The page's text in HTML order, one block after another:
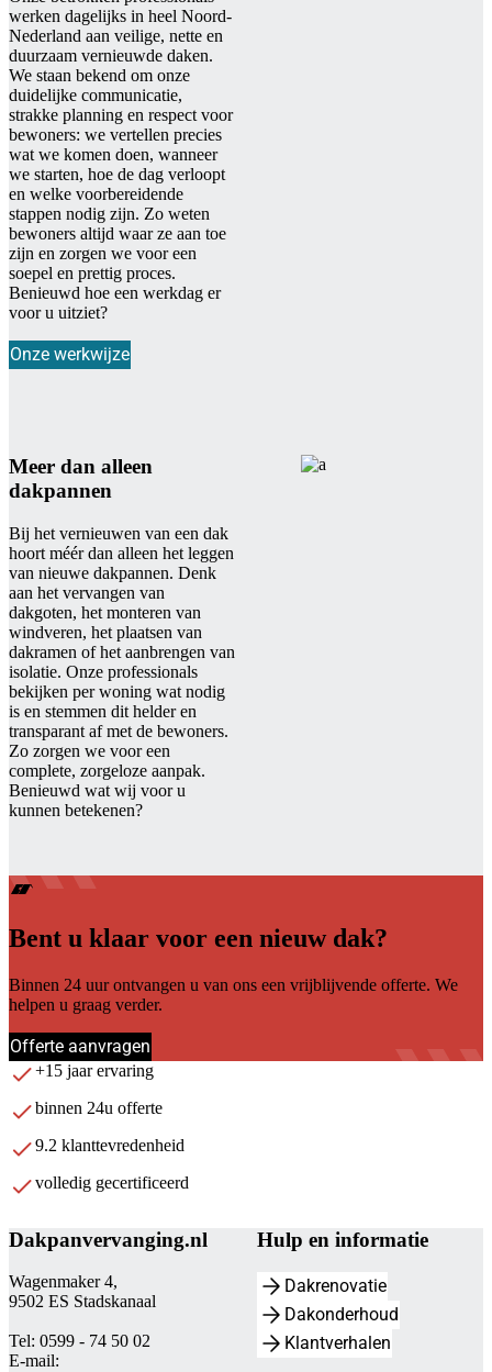
werken dagelijks in heel Noord-
Nederland aan veilige, nette en
duurzaam vernieuwde daken.
We staan bekend om onze
duidelijke communicatie,
strakke planning en respect voor
bewoners: we vertellen precies
wat we komen doen, wanneer
we starten, hoe de dag verloopt
en welke voorbereidende
stappen nodig zijn. Zo weten
bewoners altijd waar ze aan toe
zijn en zorgen we voor een
soepel en prettig proces.
Benieuwd hoe een werkdag er
voor u uitziet?
Onze werkwijze
Meer dan alleen
dakpannen
Bij het vernieuwen van een dak
hoort méér dan alleen het leggen
van nieuwe dakpannen. Denk
aan het vervangen van
dakgoten, het monteren van
windveren, het plaatsen van
dakramen of het aanbrengen van
isolatie. Onze professionals
bekijken per woning wat nodig
is en stemmen dit helder en
transparant af met de bewoners.
Zo zorgen we voor een
complete, zorgeloze aanpak.
Benieuwd wat wij voor u
kunnen betekenen?
Bent u klaar voor een nieuw dak?
Binnen 24 uur ontvangen u van ons een vrijblijvende offerte. We
helpen u graag verder.
Offerte aanvragen
+15 jaar ervaring
binnen 24u offerte
9.2 klanttevredenheid
volledig gecertificeerd
Dakpanvervanging.nl
Wagenmaker 4,
9502 ES Stadskanaal
Tel: 0599 - 74 50 02
E-mail:
Hulp en informatie
Dakrenovatie
Dakonderhoud
Klantverhalen